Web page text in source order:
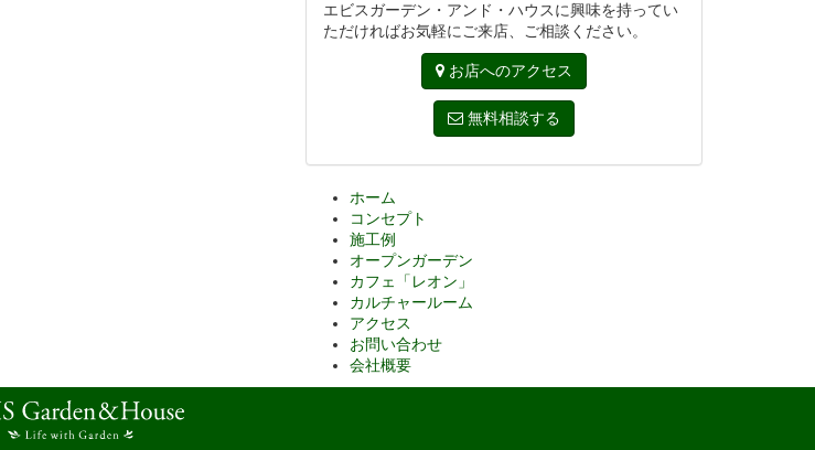
エビスガーデン・アンド・ハウスに興味を持ってい
ただければお気軽にご来店、ご相談ください。
お店へのアクセス
無料相談する
ホーム
コンセプト
施工例
オープンガーデン
カフェ「レオン」
カルチャールーム
アクセス
お問い合わせ
会社概要